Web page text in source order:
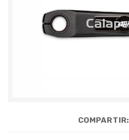
COMPARTIR: